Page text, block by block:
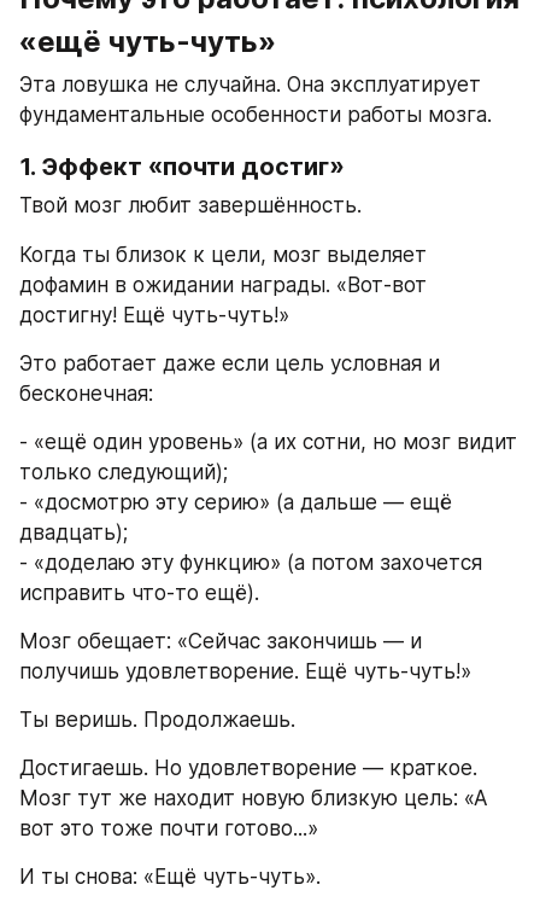
«ещё чуть-чуть»
Эта ловушка не случайна. Она эксплуатирует
фундаментальные особенности работы мозга.
1. Эффект «почти достиг»
Твой мозг любит завершённость.
Когда ты близок к цели, мозг выделяет
дофамин в ожидании награды. «Вот-вот
достигну! Ещё чуть-чуть!»
Это работает даже если цель условная и
бесконечная:
- «ещё один уровень» (а их сотни, но мозг видит
только следующий);
- «досмотрю эту серию» (а дальше — ещё
двадцать);
- «доделаю эту функцию» (а потом захочется
исправить что-то ещё).
Мозг обещает: «Сейчас закончишь — и
получишь удовлетворение. Ещё чуть-чуть!»
Ты веришь. Продолжаешь.
Достигаешь. Но удовлетворение — краткое.
Мозг тут же находит новую близкую цель: «А
вот это тоже почти готово...»
И ты снова: «Ещё чуть-чуть».